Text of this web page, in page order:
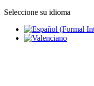
Seleccione su idioma